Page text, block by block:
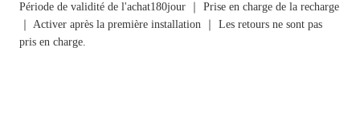
Période de validité de l'achat180jour ｜ Prise en charge de la recharge
｜ Activer après la première installation ｜ Les retours ne sont pas
pris en charge.